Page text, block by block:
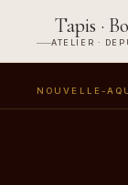
Tapis ·
ATELIER ·
NOUVELLE-